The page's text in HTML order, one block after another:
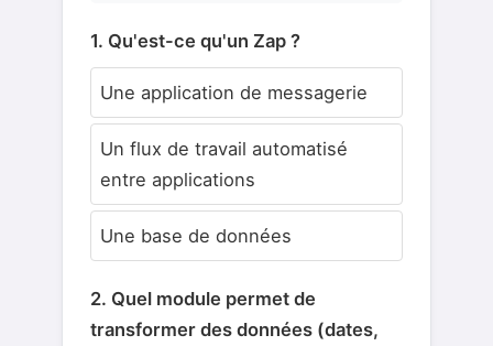
1. Qu'est-ce qu'un Zap ?
Une application de messagerie
Un flux de travail automatisé
entre applications
Une base de données
2. Quel module permet de
transformer des données (dates,